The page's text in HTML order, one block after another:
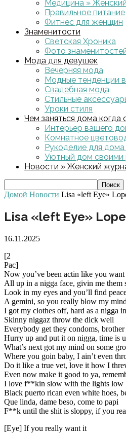
Медицина »
Правильное питание
Фитнес для женщин
Знаменитости
Светская Хроника
Фото
Мода для девушек
Вечерняя мода
Модные тенденции
Свадебная мода
Стильные
Уроки стиля
Чем заняться дома когда
Интерьер вашего
Комнатное
Рукоделие для
Уютный дом своими
Новости » Женский
Домой Новости Lisa «left Eye»
Lisa «left Eye»
16.11.2025
[2
Pac]
Now you’ve been actin like you
All up in a nigga face, givin me them
Look in my eyes and you’ll find
A gemini, so you really blow my
I got my clothes off, hard as a nigga
Skinny niggaz throw the dick well
Everybody get they condoms,
Hurry up and put it on nigga, time is
What’s next got my mind on some
Where you goin baby, I ain’t even
Do it like a true vet, love it how I
Even now make it good to ya,
I love f**kin slow with the lights low
Black puerto rican even white hoes,
Que linda, dame beso, come to papi
F**k until the shit is sloppy, if you
[Eye] If you really want it